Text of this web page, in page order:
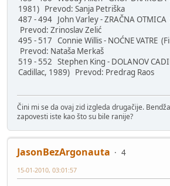
1981) Prevod: Sanja Petriška
487 - 494 John Varley - ZRAČNA
Prevod: Zrinoslav Zelić
495 - 517 Connie Willis - NOĆNE VATRE
Prevod: Nataša Merkaš
519 - 552 Stephen King - DOLANOV
Cadillac, 1989) Prevod: Predrag Raos
Čini mi se da ovaj zid izgleda drugačije.
zapovesti iste kao što su bile ranije?
JasonBezArgonauta
4
15-01-2010, 03:01:57